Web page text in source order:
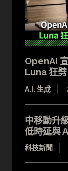
OpenAI
Luna 狂
A.I. 生成
中移動升
低時延與
科技新聞